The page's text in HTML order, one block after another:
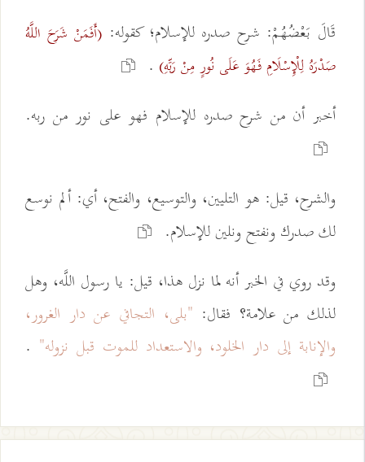
قَالَ بَعْضُهُمْ: شرح صدره للإسلام؛ كقوله: (أَفَمَنْ شَرَحَ اللَّهُ
صَدْرَهُ لِلْإِسْلَامِ فَهُوَ عَلَى نُورٍ مِنْ رَبِّهِ) .
أخبر أن من شرح صدره للإسلام فهو على نور من ربه.
والشرح، قيل: هو التليين، والتوسيع، والفتح، أي: ألم نوسع
لك صدرك ونفتح ونلين للإسلام.
وقد روي في الخبر أنه لما نزل هذا، قيل: يا رسول اللَّه، وهل
لذلك من علامة؟ فقال: "بلى، التجافي عن دار الغرور،
والإنابة إلى دار الخلود، والاستعداد للموت قبل نزوله" .